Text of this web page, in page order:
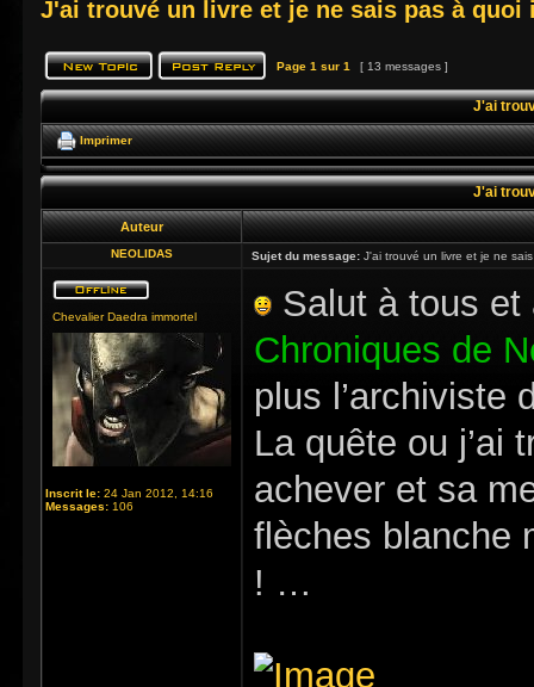
J'ai trouvé un livre et je ne sais pas à quoi
Page 1 sur 1 [ 13 messages ]
J'ai
Imprimer
J'ai
Auteur
NEOLIDAS Sujet du message: J'ai trouvé un livre et je ne
Chevalier Daedra immortel
Inscrit le: 24 Jan 2012, 14:16
Messages: 106
Salut à tous
Chroniques de
plus l’archiviste
La quête ou j’ai
achever et sa
flèches blanche
! …